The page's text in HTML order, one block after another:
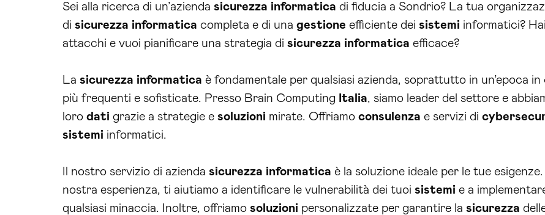
Sei alla ricerca di un’azienda sicurezza informatica di fiducia a Sondrio? La tua
di sicurezza informatica completa e di una gestione efficiente dei sistemi informatici?
attacchi e vuoi pianificare una strategia di sicurezza informatica efficace?
La sicurezza informatica è fondamentale per qualsiasi azienda, soprattutto in un’epoca
più frequenti e sofisticate. Presso Brain Computing Italia, siamo leader del settore e
loro dati grazie a strategie e soluzioni mirate. Offriamo consulenza e servizi di
sistemi informatici.
Il nostro servizio di azienda sicurezza informatica è la soluzione ideale per le tue
nostra esperienza, ti aiutiamo a identificare le vulnerabilità dei tuoi sistemi e a
qualsiasi minaccia. Inoltre, offriamo soluzioni personalizzate per garantire la sicurezza